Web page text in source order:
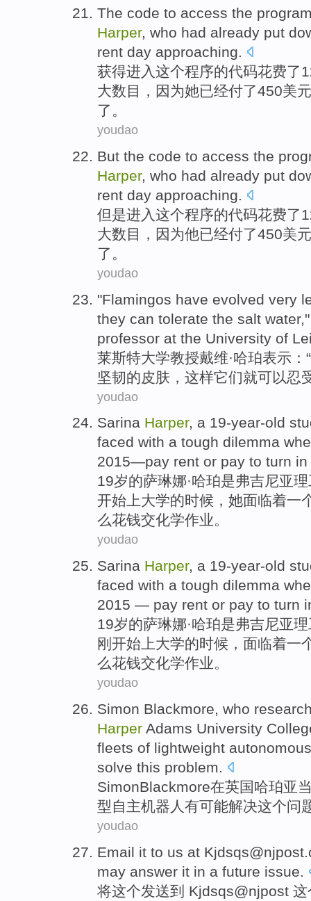
The code to access the
Harper, who had already put
rent day approaching.
获得进入这个程序的代码花费了
大数目， 因为她已经付了450美
了。
youdao
But the code to access the
Harper, who had already put
rent day approaching.
但是进入这个程序的代码花费了
大数目， 因为他已经付了450美
了。
youdao
"Flamingos have evolved very
they can tolerate the salt water
professor at the University of
莱斯特大学教授戴维·哈珀表示：“
坚韧的皮肤 ， 这样它们就可以忍
youdao
Sarina Harper, a 19-year-old
faced with a tough dilemma
2015—pay rent or pay to turn in
19岁的萨琳娜·哈珀是弗吉尼亚
开始 上大学的时候 ， 她面临着一
么花钱交化学作业。
youdao
Sarina Harper, a 19-year-old
faced with a tough dilemma
2015 — pay rent or pay to turn
19岁的萨琳娜·哈珀是弗吉尼亚
刚 开始 上大学的时候 ， 面临着一
么花钱交化学作业。
youdao
Simon Blackmore, who
Harper Adams University
fleets of lightweight autonomous
solve this problem.
SimonBlackmore在英国哈珀亚
型 自主机器人 有可能解决这个问
youdao
Email it to us at
may answer it in a future issue.
将这个发送到 Kjdsqs@njpost